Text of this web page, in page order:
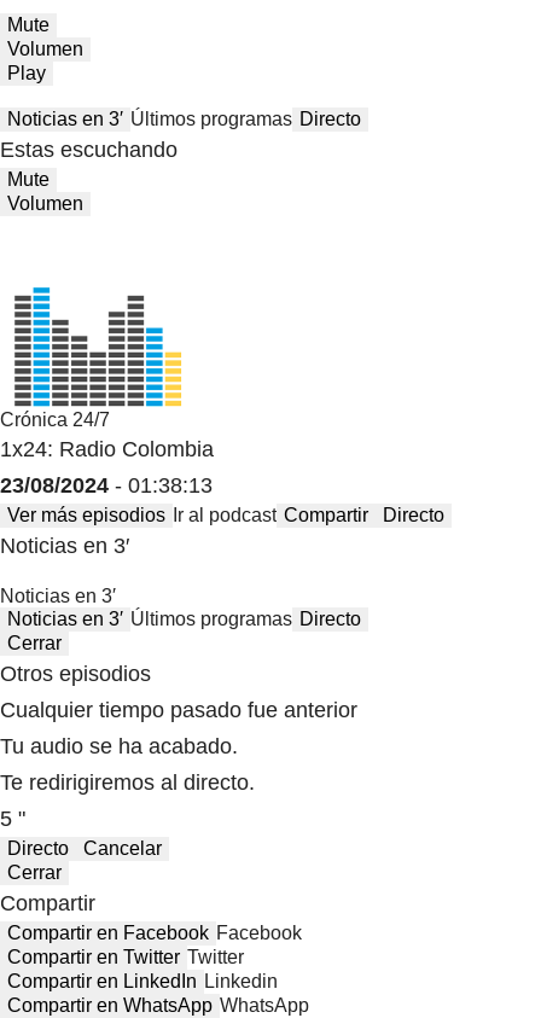
Mute
Volumen
Play
Noticias en 3′ Últimos programas Directo
Estas escuchando
Mute
Volumen
Crónica 24/7
1x24: Radio Colombia
23/08/2024 - 01:38:13
Ver más episodios Ir al podcast Compartir Directo
Noticias en 3′
Noticias en 3′
Noticias en 3′ Últimos programas Directo
Cerrar
Otros episodios
Cualquier tiempo pasado fue anterior
Tu audio se ha acabado.
Te redirigiremos al directo.
5 "
Directo
Cancelar
Cerrar
Compartir
Compartir en Facebook Facebook
Compartir en Twitter Twitter
Compartir en LinkedIn Linkedin
Compartir en WhatsApp WhatsApp